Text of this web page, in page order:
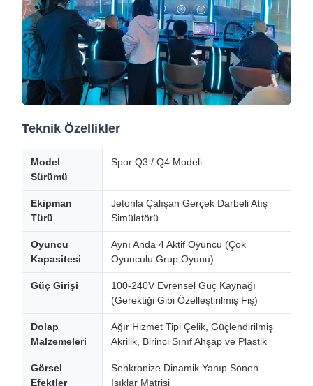
Teknik Özellikler
Model
Sürümü
Spor Q3 / Q4 Modeli
Ekipman
Türü
Jetonla Çalışan Gerçek Darbeli Atış
Simülatörü
Oyuncu
Kapasitesi
Aynı Anda 4 Aktif Oyuncu (Çok
Oyunculu Grup Oyunu)
Güç Girişi
100-240V Evrensel Güç Kaynağı
(Gerektiği Gibi Özelleştirilmiş Fiş)
Dolap
Malzemeleri
Ağır Hizmet Tipi Çelik, Güçlendirilmiş
Akrilik, Birinci Sınıf Ahşap ve Plastik
Görsel
Efektler
Senkronize Dinamik Yanıp Sönen
Işıklar Matrisi